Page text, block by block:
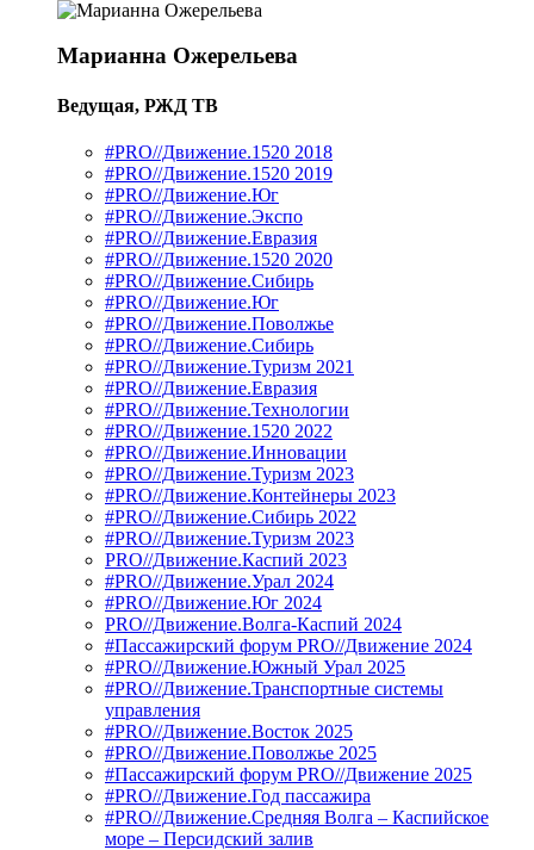
Марианна Ожерельева
Ведущая, РЖД ТВ
#PRO//Движение.1520 2018
#PRO//Движение.1520 2019
#PRO//Движение.Юг
#PRO//Движение.Экспо
#PRO//Движение.Евразия
#PRO//Движение.1520 2020
#PRO//Движение.Сибирь
#PRO//Движение.Юг
#PRO//Движение.Поволжье
#PRO//Движение.Сибирь
#PRO//Движение.Туризм 2021
#PRO//Движение.Евразия
#PRO//Движение.Технологии
#PRO//Движение.1520 2022
#PRO//Движение.Инновации
#PRO//Движение.Туризм 2023
#PRO//Движение.Контейнеры 2023
#PRO//Движение.Сибирь 2022
#PRO//Движение.Туризм 2023
PRO//Движение.Каспий 2023
#PRO//Движение.Урал 2024
#PRO//Движение.Юг 2024
PRO//Движение.Волга-Каспий 2024
#Пассажирский форум PRO//Движение 2024
#PRO//Движение.Южный Урал 2025
#PRO//Движение.Транспортные системы
управления
#PRO//Движение.Восток 2025
#PRO//Движение.Поволжье 2025
#Пассажирский форум PRO//Движение 2025
#PRO//Движение.Год пассажира
#PRO//Движение.Средняя Волга – Каспийское
море – Персидский залив